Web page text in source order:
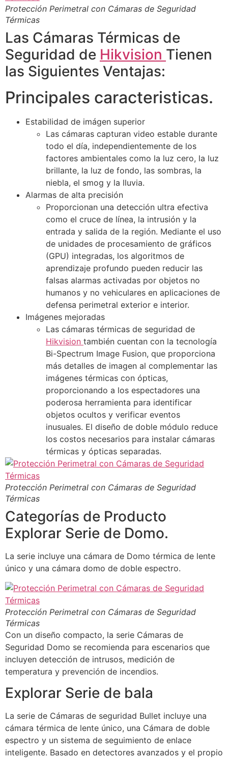
Protección Perimetral con Cámaras de Seguridad
Térmicas
Las Cámaras Térmicas de
Seguridad de Hikvision Tienen
las Siguientes Ventajas:
Principales caracteristicas.
Estabilidad de imágen superior
Las cámaras capturan video estable durante
todo el día, independientemente de los
factores ambientales como la luz cero, la luz
brillante, la luz de fondo, las sombras, la
niebla, el smog y la lluvia.
Alarmas de alta precisión
Proporcionan una detección ultra efectiva
como el cruce de línea, la intrusión y la
entrada y salida de la región. Mediante el uso
de unidades de procesamiento de gráficos
(GPU) integradas, los algoritmos de
aprendizaje profundo pueden reducir las
falsas alarmas activadas por objetos no
humanos y no vehiculares en aplicaciones de
defensa perimetral exterior e interior.
Imágenes mejoradas
Las cámaras térmicas de seguridad de
Hikvision también cuentan con la tecnología
Bi-Spectrum Image Fusion, que proporciona
más detalles de imagen al complementar las
imágenes térmicas con ópticas,
proporcionando a los espectadores una
poderosa herramienta para identificar
objetos ocultos y verificar eventos
inusuales. El diseño de doble módulo reduce
los costos necesarios para instalar cámaras
térmicas y ópticas separadas.
Protección Perimetral con Cámaras de Seguridad
Térmicas
Categorías de Producto
Explorar Serie de Domo.
La serie incluye una cámara de Domo térmica de lente
único y una cámara domo de doble espectro.
Protección Perimetral con Cámaras de Seguridad
Térmicas
Con un diseño compacto, la serie Cámaras de
Seguridad Domo se recomienda para escenarios que
incluyen detección de intrusos, medición de
temperatura y prevención de incendios.
Explorar Serie de bala
La serie de Cámaras de seguridad Bullet incluye una
cámara térmica de lente único, una Cámara de doble
espectro y un sistema de seguimiento de enlace
inteligente. Basado en detectores avanzados y el propio